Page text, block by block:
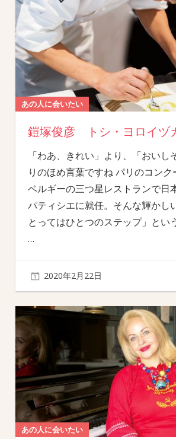
あの人に会いたい
鎧塚俊彦 トシ・ヨロイヅ
「わあ、きれい」より、「おいし
りのほめ言葉ですね パリのコンク
ベルギーの三つ星レストランで日
パティシエに就任。そんな輝かし
とってはひとつのステップ」とい
…
2020年2月22日
あの人に会いたい